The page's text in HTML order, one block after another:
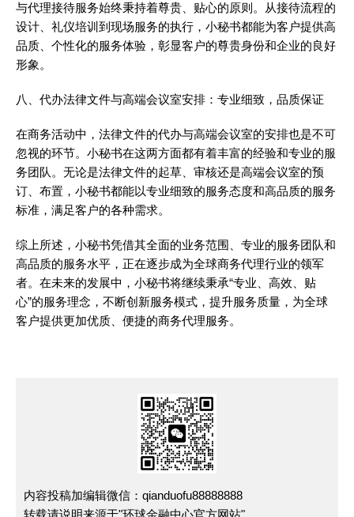
与代理接待服务始终秉持着尊贵、贴心的原则。从接待流程的
设计、礼仪培训到现场服务的执行，小秘书都能为客户提供高
品质、个性化的服务体验，彰显客户的尊贵身份和企业的良好
形象。
八、代办法律文件与高端会议室安排：专业细致，品质保证
在商务活动中，法律文件的代办与高端会议室的安排也是不可
忽视的环节。小秘书在这两方面都有着丰富的经验和专业的服
务团队。无论是法律文件的起草、审核还是高端会议室的预
订、布置，小秘书都能以专业细致的服务态度和高品质的服务
标准，满足客户的各种需求。
综上所述，小秘书凭借其全面的业务范围、专业的服务团队和
高品质的服务水平，正在逐步成为全球商务代理行业的领军
者。在未来的发展中，小秘书将继续秉承“专业、高效、贴
心”的服务理念，不断创新服务模式，提升服务质量，为全球
客户提供更加优质、便捷的商务代理服务。
内容投稿加编辑微信：qianduofu88888888
转载请说明来源于"环球金融中心官方网站"